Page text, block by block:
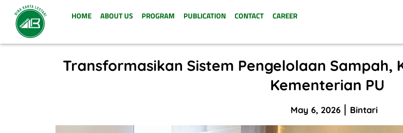
HOME ABOUT US PROGRAM PUBLICATION CONTACT CAREER
Transformasikan Sistem Pengelolaan Sampah,
Kementerian PU
May 6, 2026 Bintari